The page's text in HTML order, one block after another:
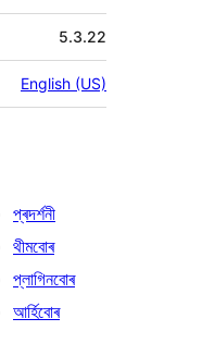
5.3.22
English (US)
প্ৰদৰ্শনী
থীমবোৰ
প্লাগিনবোৰ
আৰ্হিবোৰ